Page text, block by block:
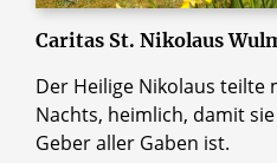
Caritas St. Nikolaus
Der Heilige Nikolaus teilte
Nachts, heimlich, damit
Geber aller Gaben ist.